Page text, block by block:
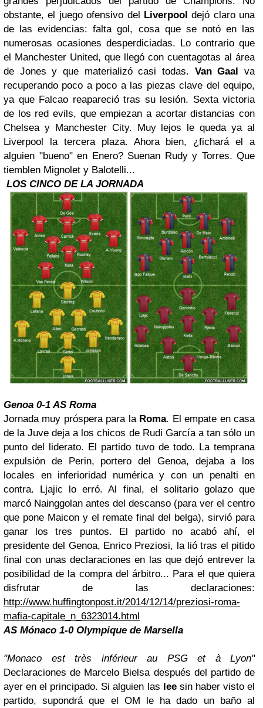
obstante, el juego ofensivo del
Liverpool dejó claro una
de las evidencias: falta gol, cosa que se notó en las
numerosas ocasiones desperdiciadas. Lo contrario que
el Manchester United, que llegó con cuentagotas al área
de Jones y que materializó casi todas. Van Gaal
va
recuperando poco a poco a las piezas clave del equipo,
ya que Falcao reapareció tras su lesión. Sexta victoria
de los red evils, que empiezan a acortar distancias con
Chelsea y Manchester City. Muy lejos le queda ya al
Liverpool la tercera plaza. Ahora bien, ¿fichará el a
alguien "bueno" en Enero? Suenan Rudy y Torres. Que
tiemblen Mignolet y Balotelli...
LOS CINCO DE LA JORNADA
Genoa 0-1 AS Roma
Jornada muy próspera para la Roma. El empate en casa
de la Juve deja a los chicos de Rudi García a tan sólo un
punto del liderato. El partido tuvo de todo. La temprana
expulsión de Perin, portero del Genoa, dejaba a los
locales en inferioridad numérica y con un penalti en
contra. Ljajic lo erró. Al final, el solitario golazo que
marcó Nainggolan antes del descanso (para ver el centro
que pone Maicon y el remate final del belga), sirvió para
ganar los tres puntos. El partido no acabó ahí, el
presidente del Genoa, Enrico Preziosi, la lió tras el pitido
final con unas declaraciones en las que dejó entrever la
posibilidad de la compra del árbitro... Para el que quiera
disfrutar de las declaraciones:
http://www.huffingtonpost.it/2014/12/14/preziosi-roma-
mafia-capitale_n_6323014.html
AS Mónaco 1-0 Olympique de Marsella
"Monaco est très inférieur au PSG et à Lyon"
Declaraciones de Marcelo Bielsa después del partido de
ayer en el principado. Si alguien las leesin haber visto el
partido, supondrá que el OM le ha dado un baño al